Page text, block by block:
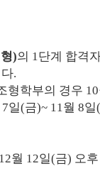
)의 1단계 합격
.
형학부의 경우
일(금)~ 11월 8
월 12일(금) 오